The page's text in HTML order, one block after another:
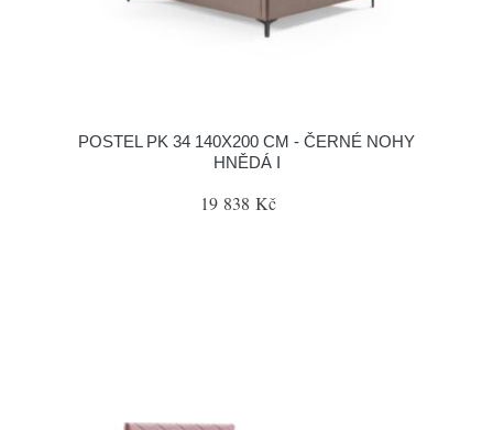
POSTEL PK 34 140X200 CM - ČERNÉ NOHY
HNĚDÁ I
19 838 Kč